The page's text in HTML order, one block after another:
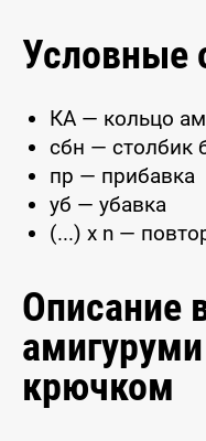
Условные
КА — кольцо
сбн — столбик
пр — прибавка
уб — убавка
(...) x n —
Описание
крючком